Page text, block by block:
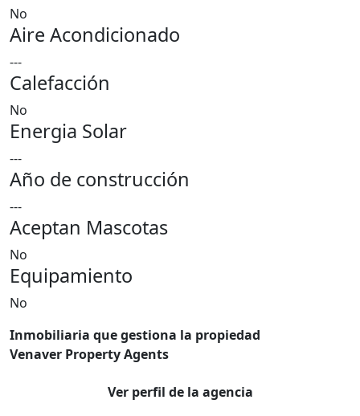
No
Aire Acondicionado
---
Calefacción
No
Energia Solar
---
Año de construcción
---
Aceptan Mascotas
No
Equipamiento
No
Inmobiliaria que gestiona la propiedad
Venaver Property Agents
Ver perfil de la agencia